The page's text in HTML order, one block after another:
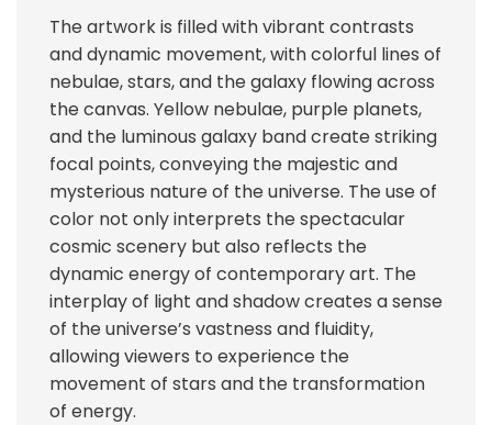
The artwork is filled with vibrant contrasts
and dynamic movement, with colorful lines of
nebulae, stars, and the galaxy flowing across
the canvas. Yellow nebulae, purple planets,
and the luminous galaxy band create striking
focal points, conveying the majestic and
mysterious nature of the universe. The use of
color not only interprets the spectacular
cosmic scenery but also reflects the
dynamic energy of contemporary art. The
interplay of light and shadow creates a sense
of the universe’s vastness and fluidity,
allowing viewers to experience the
movement of stars and the transformation
of energy.